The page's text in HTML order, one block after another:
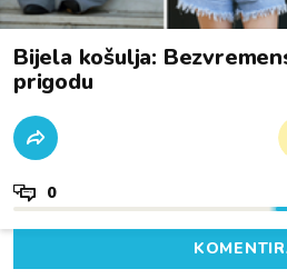
Bijela košulja:
prigodu
0